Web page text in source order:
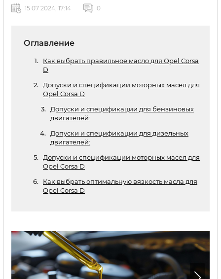
15 07 2024, 17:14 0
Оглавление
Как выбрать правильное масло для Opel Corsa
D
Допуски и спецификации моторных масел для
Opel Corsa D
Допуски и спецификации для бензиновых
двигателей:
Допуски и спецификации для дизельных
двигателей:
Допуски и спецификации моторных масел для
Opel Corsa D
Как выбрать оптимальную вязкость масла для
Opel Corsa D